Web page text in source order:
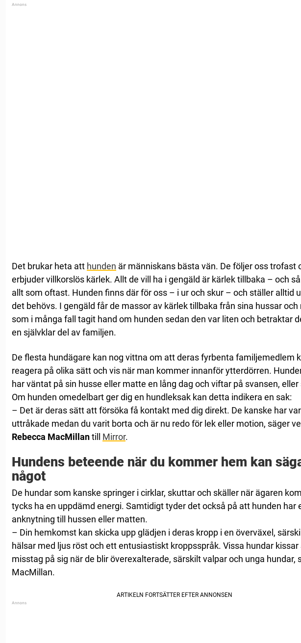
Det brukar heta att hunden är människans bästa vän. De följer oss trofast
erbjuder villkorslös kärlek. Allt de vill ha i gengäld är kärlek tillbaka – och
allt som oftast. Hunden finns där för oss – i ur och skur – och ställer alltid
det behövs. I gengäld får de massor av kärlek tillbaka från sina hussar
som i många fall tagit hand om hunden sedan den var liten och betraktar
en självklar del av familjen.
De flesta hundägare kan nog vittna om att deras fyrbenta familjemedlem
reagera på olika sätt och vis när man kommer innanför ytterdörren.
har väntat på sin husse eller matte en lång dag och viftar på svansen, eller
Om hunden omedelbart ger dig en hundleksak kan detta indikera en sak:
– Det är deras sätt att försöka få kontakt med dig direkt. De kanske har
uttråkade medan du varit borta och är nu redo för lek eller motion, säger
Rebecca MacMillantill Mirror.
Hundens beteende när du kommer hem kan
något
De hundar som kanske springer i cirklar, skuttar och skäller när ägaren
tycks ha en uppdämd energi. Samtidigt tyder det också på att hunden har
anknytning till hussen eller matten.
– Din hemkomst kan skicka upp glädjen i deras kropp i en överväxel,
hälsar med ljus röst och ett entusiastiskt kroppsspråk. Vissa hundar kissar
misstag på sig när de blir överexalterade, särskilt valpar och unga hundar,
MacMillan.